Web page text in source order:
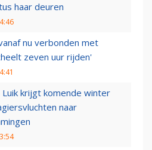
haar deuren
nu verbonden met
zeven uur rijden'
Luik krijgt komende winter
naar